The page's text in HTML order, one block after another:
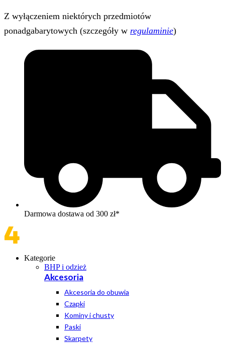
Z wyłączeniem niektórych przedmiotów
ponadgabarytowych (szczegóły w regulaminie)
Darmowa dostawa od 300 zł*
Kategorie
BHP i odzież
Akcesoria
Akcesoria do obuwia
Czapki
Kominy i chusty
Paski
Skarpety